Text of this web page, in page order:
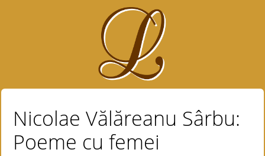
Nicolae Vălăreanu Sârbu:
Poeme cu femei